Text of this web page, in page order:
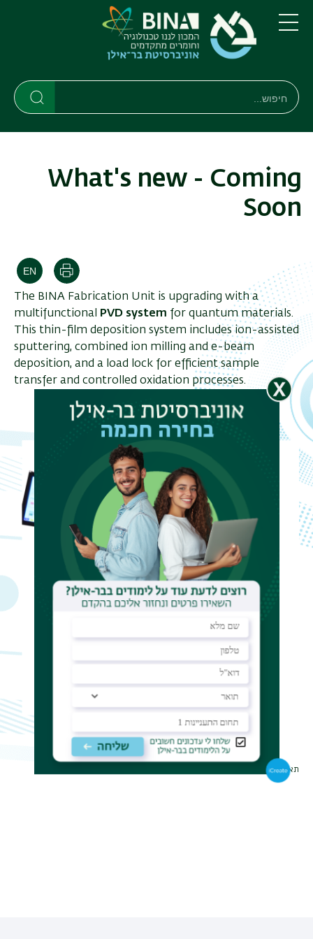
דילוג
לתוכן
העיקרי
דילוג
לתפריט
ניווט
ראשי
תפריט
חיפוש
חיפוש
What's new - Coming
Soon
הדפסה
The BINA Fabrication Unit is upgrading with a
multifunctional PVD system for quantum materials.
This thin-film deposition system includes ion-assisted
sputtering, combined ion milling and e-beam
deposition, and a load lock for efficient sample
transfer and controlled oxidation processes.
תאריך עדכון אחרון : 30/12/2025